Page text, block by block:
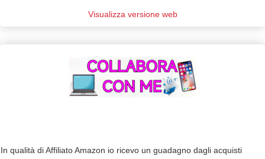
Visualizza versione web
In qualità di Affiliato Amazon io ricevo un guadagno dagli acquisti